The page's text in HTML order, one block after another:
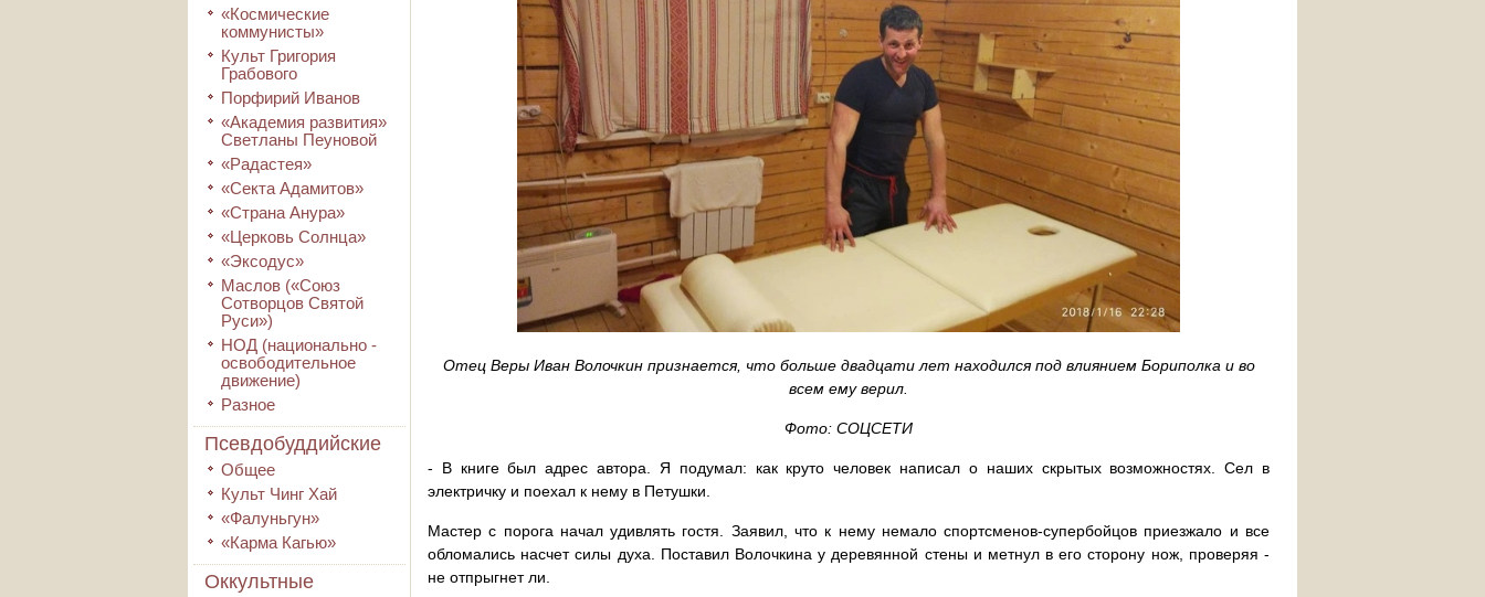
«Космические
коммунисты»
Культ Григория
Грабового
Порфирий Иванов
«Академия развития»
Светланы Пеуновой
«Радастея»
«Секта Адамитов»
«Страна Анура»
«Церковь Солнца»
«Эксодус»
Маслов («Союз
Сотворцов Святой
Руси»)
НОД (национально -
освободительное
движение)
Разное
Псевдобуддийские
Общее
Культ Чинг Хай
«Фалуньгун»
«Карма Кагью»
Оккультные
Отец Веры Иван Волочкин признается, что больше двадцати лет находился под влиянием Бориполка и во
всем ему верил.
Фото: СОЦСЕТИ
- В книге был адрес автора. Я подумал: как круто человек написал о наших скрытых возможностях. Сел в
электричку и поехал к нему в Петушки.
Мастер с порога начал удивлять гостя. Заявил, что к нему немало спортсменов-супербойцов приезжало и все
обломались насчет силы духа. Поставил Волочкина у деревянной стены и метнул в его сторону нож, проверяя -
не отпрыгнет ли.